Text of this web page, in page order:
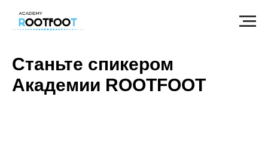
Станьте спикером
Академии ROOTFOOT